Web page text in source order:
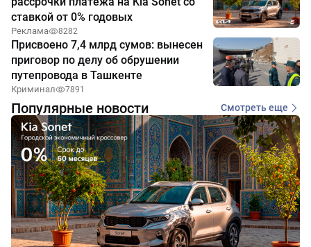
ставкой от 0% годовых
Реклама 8282
Присвоено 7,4 млрд сумов: вынесен
приговор по делу об обрушении
путепровода в Ташкенте
Криминал 7891
Популярные новости Смотреть еще